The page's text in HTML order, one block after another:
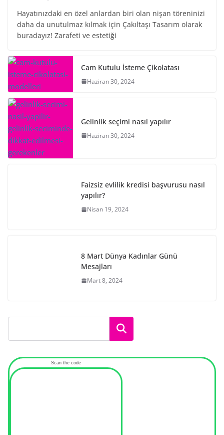
Hayatınızdaki en özel anlardan biri olan nişan töreninizi
daha da unutulmaz kılmak için Çakıltaşı Tasarım olarak
buradayız! Zarafeti ve estetiği
Cam Kutulu İsteme Çikolatası
Haziran 30, 2024
Gelinlik seçimi nasıl yapılır
Haziran 30, 2024
Faizsiz evlilik kredisi başvurusu nasıl
yapılır?
Nisan 19, 2024
8 Mart Dünya Kadınlar Günü
Mesajları
Mart 8, 2024
Ara
Scan the code